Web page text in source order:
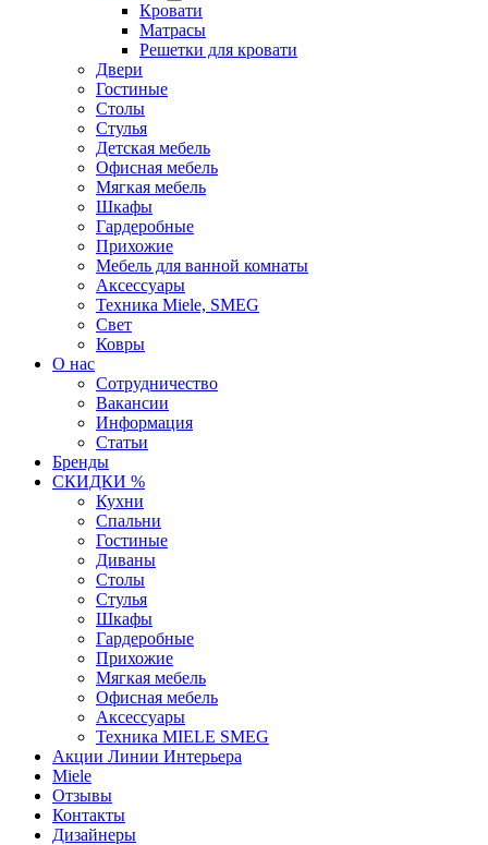
Кровати
Матрасы
Решетки для кровати
Двери
Гостиные
Столы
Стулья
Детская мебель
Офисная мебель
Мягкая мебель
Шкафы
Гардеробные
Прихожие
Мебель для ванной комнаты
Аксессуары
Техника Miele, SMEG
Свет
Ковры
О нас
Сотрудничество
Вакансии
Информация
Статьи
Бренды
СКИДКИ %
Кухни
Спальни
Гостиные
Диваны
Столы
Стулья
Шкафы
Гардеробные
Прихожие
Мягкая мебель
Офисная мебель
Аксессуары
Техника MIELE SMEG
Акции Линии Интерьера
Miele
Отзывы
Контакты
Дизайнеры